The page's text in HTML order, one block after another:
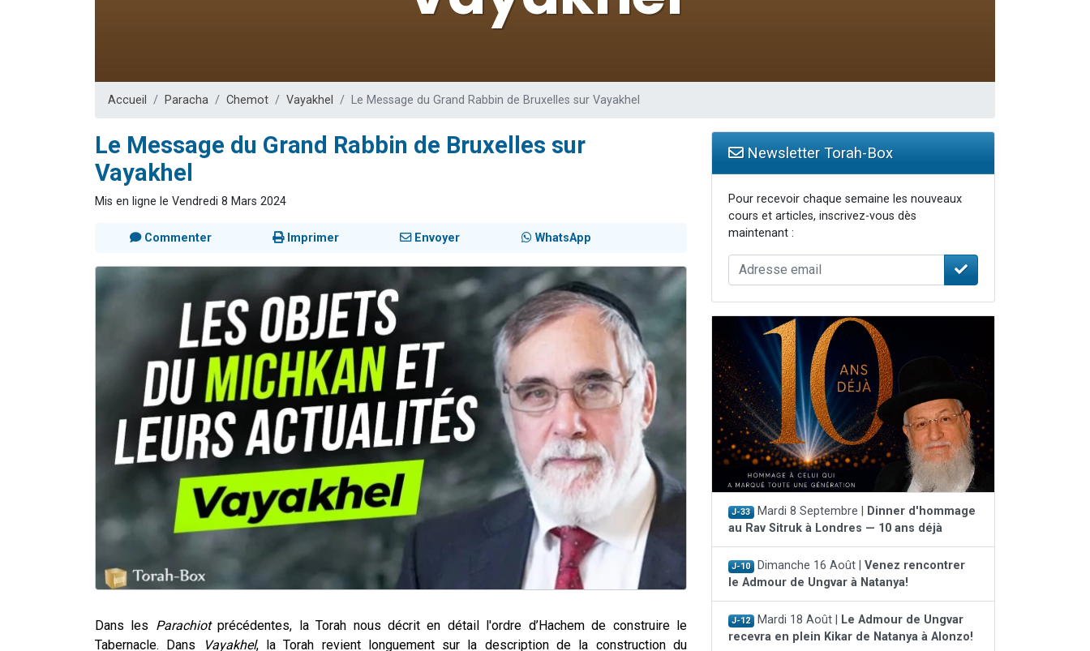
2 personnes viennent de nous rejoindre sur WhatsApp
Accueil Paracha Chemot Vayakhel Le Message du Grand Rabbin de Bruxelles sur Vayakhel
Le Message du Grand Rabbin de Bruxelles sur
Vayakhel
Mis en ligne le Vendredi 8 Mars 2024
Commenter Imprimer Envoyer WhatsApp
Dans les Parachiotprécédentes, la Torah nous décrit en détail l'ordre d’Hachem de construire le
Tabernacle. Dans
Vayakhel, la Torah revient longuement sur la description de la construction du
Newsletter Torah-Box
Pour recevoir chaque semaine les nouveaux
cours et articles, inscrivez-vous dès
maintenant :
J-33 Mardi 8 Septembre |
Dinner d'hommage
au Rav Sitruk à Londres — 10 ans déjà
J-10 Dimanche 16 Août | Venez rencontrer
le Admour de Ungvar à Natanya!
J-12 Mardi 18 Août |
Le Admour de Ungvar
recevra en plein Kikar de Natanya à Alonzo!